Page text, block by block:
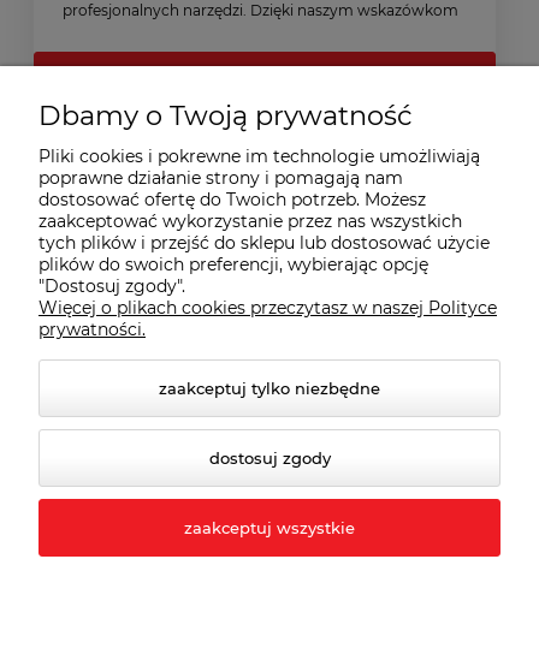
profesjonalnych narzędzi. Dzięki naszym wskazówkom
Ranking butów roboczych S3 2025
Dbamy o Twoją prywatność
Pliki cookies i pokrewne im technologie umożliwiają
poprawne działanie strony i pomagają nam
dostosować ofertę do Twoich potrzeb. Możesz
zaakceptować wykorzystanie przez nas wszystkich
tych plików i przejść do sklepu lub dostosować użycie
plików do swoich preferencji, wybierając opcję
"Dostosuj zgody".
Więcej o plikach cookies przeczytasz w naszej Polityce
prywatności.
zaakceptuj tylko niezbędne
dostosuj zgody
zaakceptuj wszystkie